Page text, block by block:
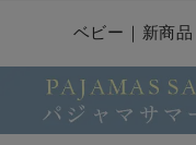
ベビー ブルマ
ベビー 雑貨 小物
ベビーの動物なりきり特集
【アウトレット】パジャマ
コットン素材
ベビー｜新商